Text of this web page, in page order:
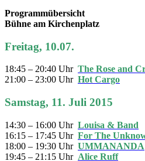
Programmübersicht
Bühne am Kirchenplatz
Freitag, 10.07.
18:45 – 20:40 Uhr The Rose and
21:00 – 23:00 Uhr Hot Cargo
Samstag, 11. Juli 2015
14:30 – 16:00 Uhr Louisa & Band
16:15 – 17:45 Uhr For The
18:00 – 19:30 Uhr UMMANANDA
19:45 – 21:15 Uhr Alice Ruff